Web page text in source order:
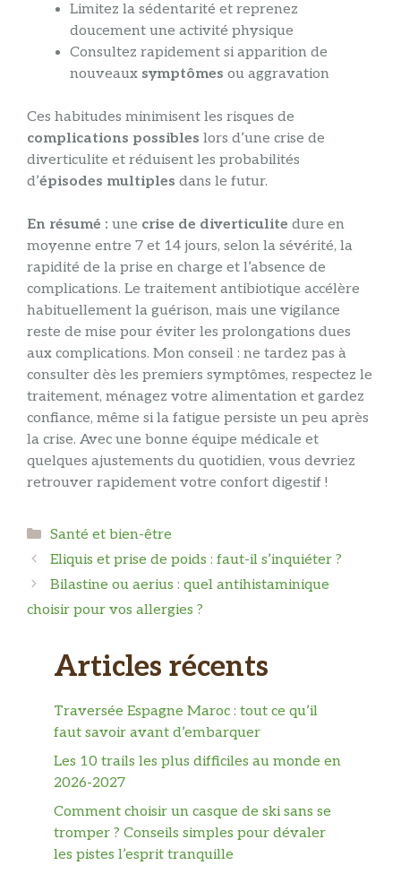
Limitez la sédentarité et reprenez
doucement une activité physique
Consultez rapidement si apparition de
nouveaux symptômes ou aggravation
Ces habitudes minimisent les risques de
complications possibles lors d’une crise de
diverticulite et réduisent les probabilités
d’épisodes multiples dans le futur.
En résumé : une crise de diverticulite dure en
moyenne entre 7 et 14 jours, selon la sévérité, la
rapidité de la prise en charge et l’absence de
complications. Le traitement antibiotique accélère
habituellement la guérison, mais une vigilance
reste de mise pour éviter les prolongations dues
aux complications. Mon conseil : ne tardez pas à
consulter dès les premiers symptômes, respectez le
traitement, ménagez votre alimentation et gardez
confiance, même si la fatigue persiste un peu après
la crise. Avec une bonne équipe médicale et
quelques ajustements du quotidien, vous devriez
retrouver rapidement votre confort digestif !
Catégories
Santé et bien-être
Eliquis et prise de poids : faut-il s’inquiéter ?
Bilastine ou aerius : quel antihistaminique
choisir pour vos allergies ?
Articles récents
Traversée Espagne Maroc : tout ce qu’il
faut savoir avant d’embarquer
Les 10 trails les plus difficiles au monde en
2026-2027
Comment choisir un casque de ski sans se
tromper ? Conseils simples pour dévaler
les pistes l’esprit tranquille